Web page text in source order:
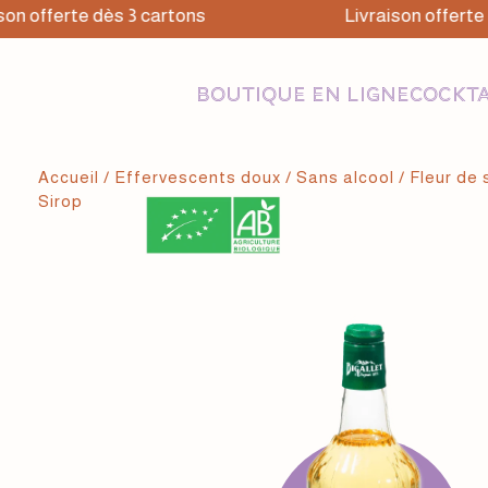
dès 3 cartons Livraison offerte
BOUTIQUE EN LIGNE
Accueil / Effervescents doux /Sans alcool / Fleur de
Sirop